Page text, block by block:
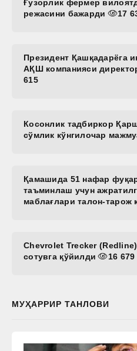
Ғузорлик фермер
режасини бажарди
17
Президент Қашқадарёга
АҚШ компанияси
615
Косонлик тадбиркор
сўмлик кўнгилочар
Қамашида 51 нафар
таъминлаш учун
маблағлари талон-тарож
Chevrolet Trecker
сотувга қўйилди
16 679
МУҲАРРИР ТАНЛОВИ